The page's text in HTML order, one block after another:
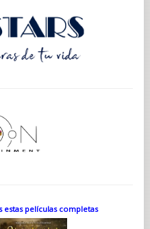
películas completas